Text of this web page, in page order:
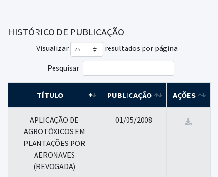
HISTÓRICO DE PUBLICAÇÃO
Visualizar resultados por página
Pesquisar
TÍTULO PUBLICAÇÃO AÇÕES
APLICAÇÃO DE
AGROTÓXICOS EM
PLANTAÇÕES POR
AERONAVES
(REVOGADA)
01/05/2008